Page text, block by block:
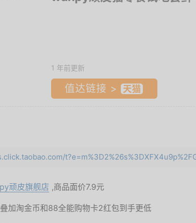
1 年前更新
值达链接 >
顽皮旗舰店 ,商品面价7.9元
加淘金币和88全能购物卡2红包到手更低